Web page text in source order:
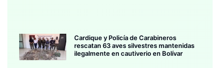
Cardique y Policía de Carabineros
rescatan 63 aves silvestres mantenidas
ilegalmente en cautiverio en Bolívar